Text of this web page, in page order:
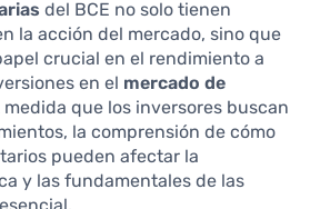
del BCE no solo tienen
la acción del mercado, sino que
crucial en el rendimiento a
en el mercado de
medida que los inversores buscan
la comprensión de cómo
pueden afectar la
y las fundamentales de las